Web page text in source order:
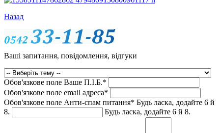
Назад
Ваші запитання, повідомлення, відгуки
Обов'язкове поле Ваше П.I.Б.*
Обов'язкове поле email адреса*
Обов'язкове поле Анти-спам питання* Будь ласка, додайте 6 й
8.
Будь ласка, додайте 6 й 8.